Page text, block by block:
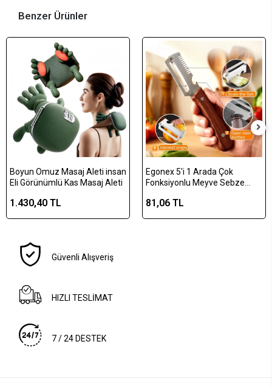
Benzer Ürünler
Boyun Omuz Masaj Aleti insan
Eli Görünümlü Kas Masaj Aleti
1.430,40 TL
Egonex 5'i 1 Arada Çok
Fonksiyonlu Meyve Sebze
Şişe Açacağı – Ahşap Saplı
81,06 TL
Güvenli Alışveriş
HIZLI TESLİMAT
7 / 24 DESTEK